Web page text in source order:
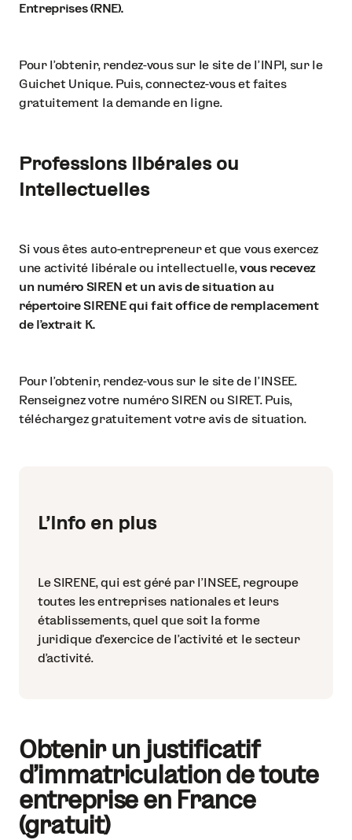
Entreprises (RNE).
Pour l'obtenir, rendez-vous sur le site de l’INPI, sur le
Guichet Unique. Puis, connectez-vous et faites
gratuitement la demande en ligne.
Professions libérales ou
intellectuelles
Si vous êtes auto-entrepreneur et que vous exercez
une activité libérale ou intellectuelle,vous recevez
un numéro SIREN et un avis de situation au
répertoire SIRENE qui fait office de remplacement
de l’extrait K.
Pour l'obtenir, rendez-vous sur le site de l’INSEE.
Renseignez votre numéro SIREN ou SIRET. Puis,
téléchargez gratuitement votre avis de situation.
L'info en plus
Le SIRENE, qui est géré par l’INSEE, regroupe
toutes les entreprises nationales et leurs
établissements, quel que soit la forme
juridique d’exercice de l’activité et le secteur
d’activité.
Obtenir un justificatif
d'immatriculation de toute
entreprise en France
(gratuit)